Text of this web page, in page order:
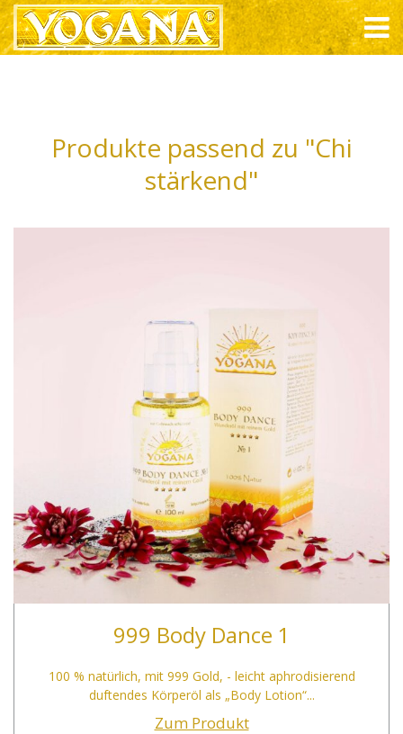
Produkte passend zu "Chi
stärkend"
999 Body Dance 1
100 % natürlich, mit 999 Gold, - leicht aphrodisierend
duftendes Körperöl als „Body Lotion“...
Zum Produkt